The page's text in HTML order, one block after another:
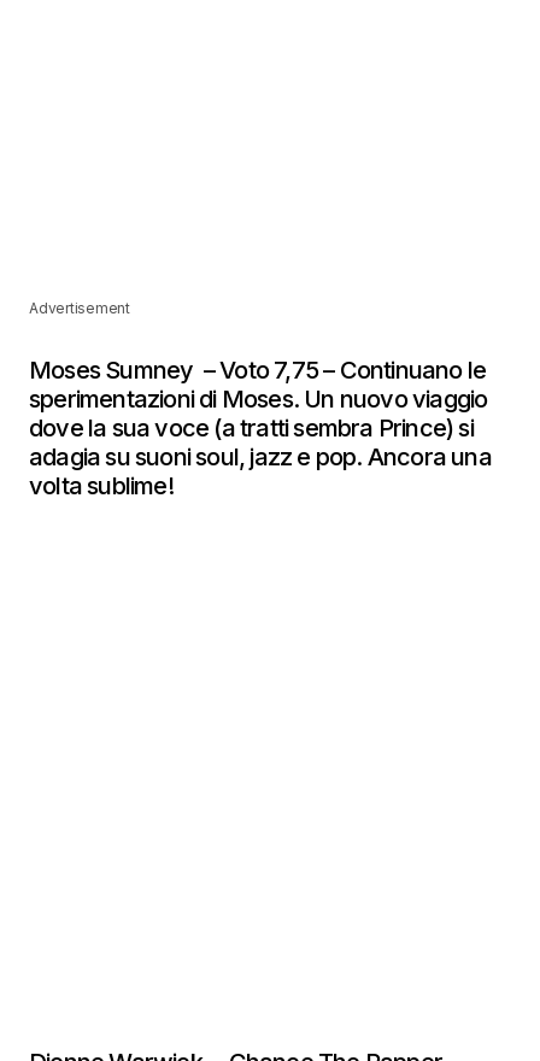
Advertisement
Moses Sumney – Voto 7,75 – Continuano le
sperimentazioni di Moses. Un nuovo viaggio
dove la sua voce (a tratti sembra Prince) si
adagia su suoni soul, jazz e pop. Ancora una
volta sublime!